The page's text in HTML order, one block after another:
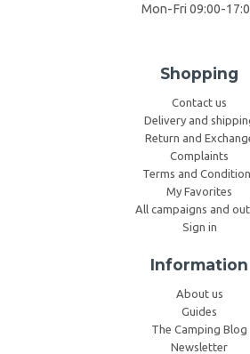
Mon-Fri 09:00-
Shopping
Contact us
Delivery and
Return and
Complaints
Terms and
My Favorites
All campaigns and
Sign in
Information
About us
Guides
The Camping Blog
Newsletter